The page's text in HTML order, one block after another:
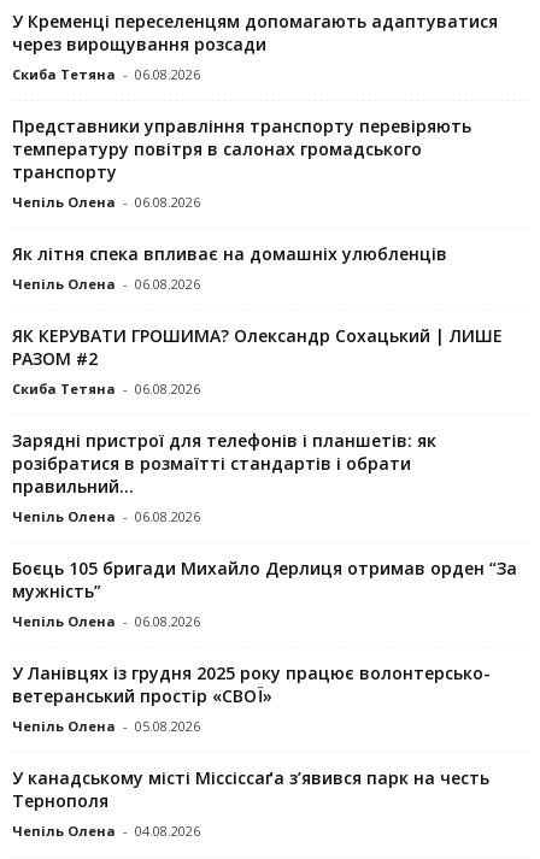
У Кременці переселенцям допомагають адаптуватися
через вирощування розсади
Скиба Тетяна - 06.08.2026
Представники управління транспорту перевіряють
температуру повітря в салонах громадського
транспорту
Чепіль Олена - 06.08.2026
Як літня спека впливає на домашніх улюбленців
Чепіль Олена - 06.08.2026
ЯК КЕРУВАТИ ГРОШИМА? Олександр Сохацький | ЛИШЕ
РАЗОМ #2
Скиба Тетяна - 06.08.2026
Зарядні пристрої для телефонів і планшетів: як
розібратися в розмаїтті стандартів і обрати
правильний...
Чепіль Олена - 06.08.2026
Боєць 105 бригади Михайло Дерлиця отримав орден “За
мужність”
Чепіль Олена - 06.08.2026
У Ланівцях із грудня 2025 року працює волонтерсько-
ветеранський простір «СВОЇ»
Чепіль Олена - 05.08.2026
У канадському місті Міссіссаґа з’явився парк на честь
Тернополя
Чепіль Олена - 04.08.2026